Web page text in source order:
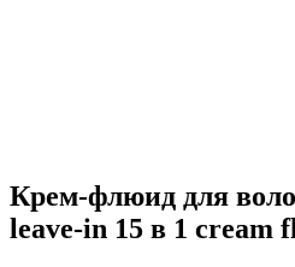
Крем-флюид для
leave-in 15 в 1 cream